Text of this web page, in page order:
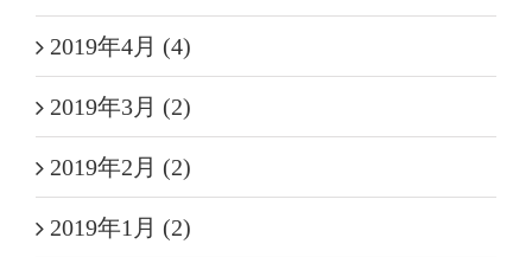
2019年4月 (4)
2019年3月 (2)
2019年2月 (2)
2019年1月 (2)